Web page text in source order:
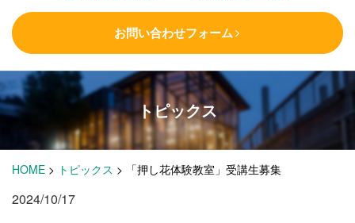
お問い合わせフォーム
楽しむ
学 ぶ (健康福祉)
泊まる(宿泊)
トピックス
HOME > トピックス > 「押し花体験教室」受講生募集
2024/10/17